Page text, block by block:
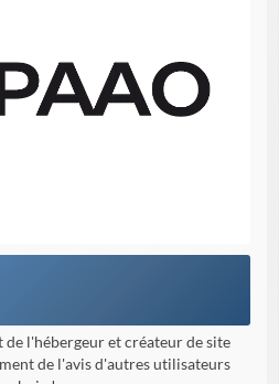
de l'hébergeur et créateur de site
de l'avis d'autres utilisateurs